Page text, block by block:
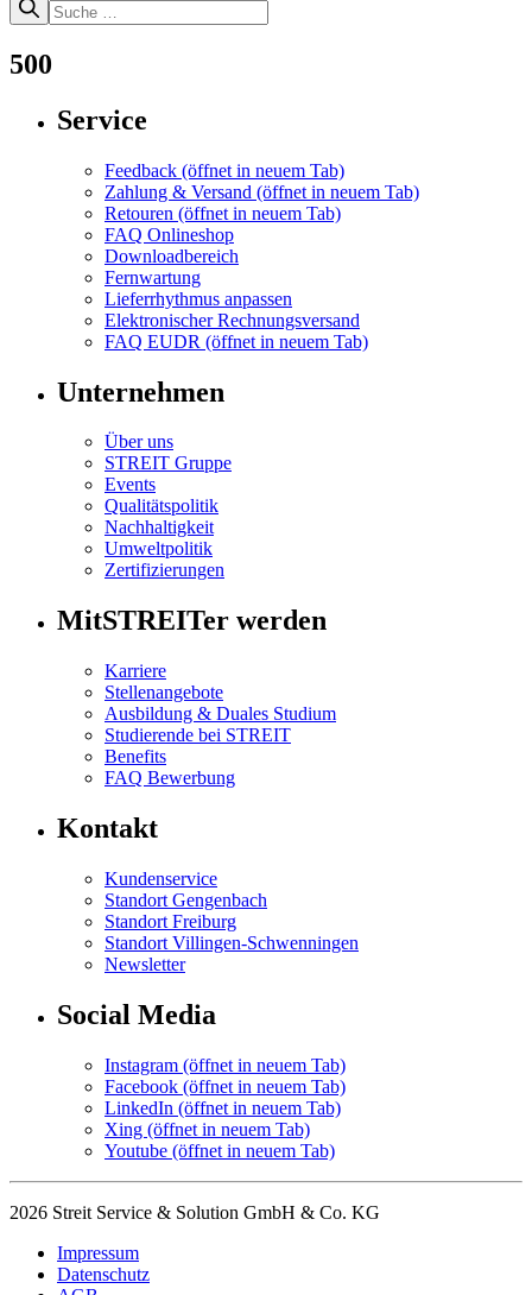
500
Service
Feedback (öffnet in neuem Tab)
Zahlung & Versand (öffnet in neuem Tab)
Retouren (öffnet in neuem Tab)
FAQ Onlineshop
Downloadbereich
Fernwartung
Lieferrhythmus anpassen
Elektronischer Rechnungsversand
FAQ EUDR (öffnet in neuem Tab)
Unternehmen
Über uns
STREIT Gruppe
Events
Qualitätspolitik
Nachhaltigkeit
Umweltpolitik
Zertifizierungen
MitSTREITer werden
Karriere
Stellenangebote
Ausbildung & Duales Studium
Studierende bei STREIT
Benefits
FAQ Bewerbung
Kontakt
Kundenservice
Standort Gengenbach
Standort Freiburg
Standort Villingen-Schwenningen
Newsletter
Social Media
Instagram (öffnet in neuem Tab)
Facebook (öffnet in neuem Tab)
LinkedIn (öffnet in neuem Tab)
Xing (öffnet in neuem Tab)
Youtube (öffnet in neuem Tab)
2026 Streit Service & Solution GmbH & Co. KG
Impressum
Datenschutz